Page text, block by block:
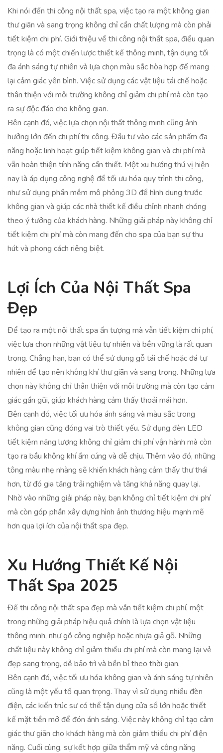
Khi nói đến thi công nội thất spa, việc tạo ra một không gian
thư giãn và sang trọng không chỉ cần chất lượng mà còn phải
tiết kiệm chi phí. Giới thiệu về thi công nội thất spa, điều quan
trọng là có một chiến lược thiết kế thông minh, tận dụng tối
đa ánh sáng tự nhiên và lựa chọn màu sắc hòa hợp để mang
lại cảm giác yên bình. Việc sử dụng các vật liệu tái chế hoặc
thân thiện với môi trường không chỉ giảm chi phí mà còn tạo
ra sự độc đáo cho không gian.
Bên cạnh đó, việc lựa chọn nội thất thông minh cũng ảnh
hưởng lớn đến chi phí thi công. Đầu tư vào các sản phẩm đa
năng hoặc linh hoạt giúp tiết kiệm không gian và chi phí mà
vẫn hoàn thiện tính năng cần thiết. Một xu hướng thú vị hiện
nay là áp dụng công nghệ để tối ưu hóa quy trình thi công,
như sử dụng phần mềm mô phỏng 3D để hình dung trước
không gian và giúp các nhà thiết kế điều chỉnh nhanh chóng
theo ý tưởng của khách hàng. Những giải pháp này không chỉ
tiết kiệm chi phí mà còn mang đến cho spa của bạn sự thu
hút và phong cách riêng biệt.
Lợi Ích Của Nội Thất Spa
Đẹp
Để tạo ra một nội thất spa ấn tượng mà vẫn tiết kiệm chi phí,
việc lựa chọn những vật liệu tự nhiên và bền vững là rất quan
trọng. Chẳng hạn, bạn có thể sử dụng gỗ tái chế hoặc đá tự
nhiên để tạo nên không khí thư giãn và sang trọng. Những lựa
chọn này không chỉ thân thiện với môi trường mà còn tạo cảm
giác gần gũi, giúp khách hàng cảm thấy thoải mái hơn.
Bên cạnh đó, việc tối ưu hóa ánh sáng và màu sắc trong
không gian cũng đóng vai trò thiết yếu. Sử dụng đèn LED
tiết kiệm năng lượng không chỉ giảm chi phí vận hành mà còn
tạo ra bầu không khí ấm cúng và dễ chịu. Thêm vào đó, những
tông màu nhẹ nhàng sẽ khiến khách hàng cảm thấy thư thái
hơn, từ đó gia tăng trải nghiệm và tăng khả năng quay lại.
Nhờ vào những giải pháp này, bạn không chỉ tiết kiệm chi phí
mà còn góp phần xây dựng hình ảnh thương hiệu mạnh mẽ
hơn qua lợi ích của nội thất spa đẹp.
Xu Hướng Thiết Kế Nội
Thất Spa 2025
Để thi công nội thất spa đẹp mà vẫn tiết kiệm chi phí, một
trong những giải pháp hiệu quả chính là lựa chọn vật liệu
thông minh, như gỗ công nghiệp hoặc nhựa giả gỗ. Những
chất liệu này không chỉ giảm thiểu chi phí mà còn mang lại vẻ
đẹp sang trọng, dễ bảo trì và bền bỉ theo thời gian.
Bên cạnh đó, việc tối ưu hóa không gian và ánh sáng tự nhiên
cũng là một yếu tố quan trọng. Thay vì sử dụng nhiều đèn
điện, các kiến trúc sư có thể tận dụng cửa sổ lớn hoặc thiết
kế mặt tiền mở để đón ánh sáng. Việc này không chỉ tạo cảm
giác thư giãn cho khách hàng mà còn giảm thiểu chi phí điện
năng. Cuối cùng, sự kết hợp giữa thẩm mỹ và công năng